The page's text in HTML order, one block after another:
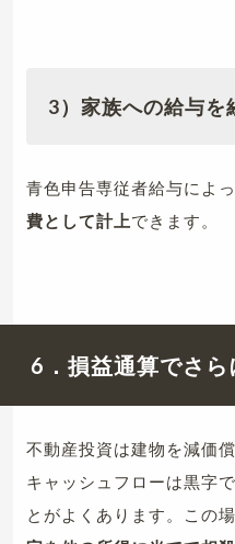
3）家族への給与を
青色申告専従者給与によっ
費として計上できます。
6．損益通算でさら
不動産投資は建物を減価
キャッシュフローは黒字
とがよくあります。この場